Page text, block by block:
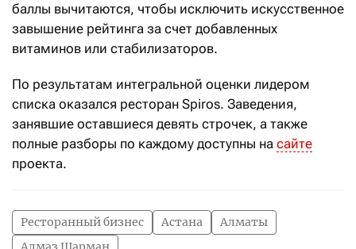
баллы вычитаются, чтобы исключить искусственное
завышение рейтинга за счет добавленных
витаминов или стабилизаторов.
По результатам интегральной оценки лидером
списка оказался ресторан Spiros. Заведения,
занявшие оставшиеся девять строчек, а также
полные разборы по каждому доступны на сайте
проекта.
Ресторанный бизнес Астана
Алматы